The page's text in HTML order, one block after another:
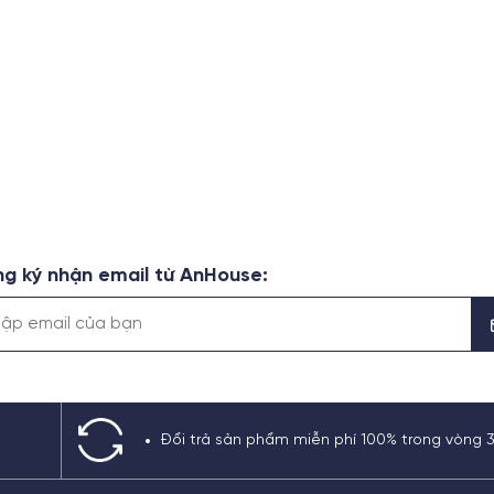
ký nhận email từ AnHouse:
Đổi trả sản phẩm miễn phí 100% trong vòng